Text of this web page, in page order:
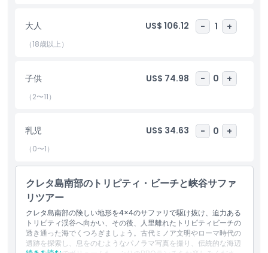
るリビア海の写真を撮るのに最適な眺めを堪能します。ツアーを通
して、この地域の地質や神話、クレタの山岳コミュニティの逞しい
精神についての洞察に満ちた解説があり、冒険、文化、自然美が忘
ハイライト
含まれるもの
子供／大人ポリシー
除外事項
注意事項
大人 US$ 106.12 - 1 +
（18歳以上）
子供 US$ 74.98 - 0 +
（2〜11）
乳児 US$ 34.63 - 0 +
（0〜1）
クレタ島南部のトリピティ・ビーチと峡谷サファ
リツアー
クレタ島南部の険しい地形を4×4のサファリで駆け抜け、迫力ある
トリピティ渓谷へ向かい、その後、人里離れたトリピティビーチの
透き通った海でくつろぎましょう。古代ミノア文明やローマ時代の
遺跡を探索し、息をのむようなパノラマ写真を撮り、伝統的な海辺